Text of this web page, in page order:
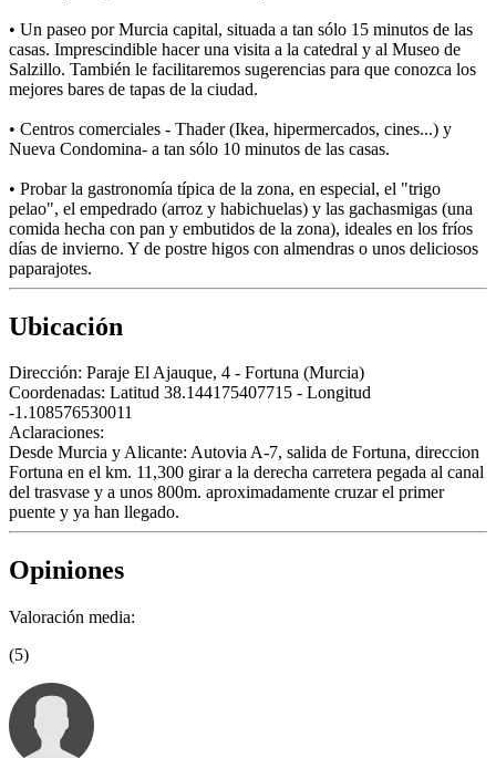
• Un paseo por Murcia capital, situada a tan sólo 15 minutos de las
casas. Imprescindible hacer una visita a la catedral y al Museo de
Salzillo. También le facilitaremos sugerencias para que conozca los
mejores bares de tapas de la ciudad.
• Centros comerciales - Thader (Ikea, hipermercados, cines...) y
Nueva Condomina- a tan sólo 10 minutos de las casas.
• Probar la gastronomía típica de la zona, en especial, el "trigo
pelao", el empedrado (arroz y habichuelas) y las gachasmigas (una
comida hecha con pan y embutidos de la zona), ideales en los fríos
días de invierno. Y de postre higos con almendras o unos deliciosos
paparajotes.
Ubicación
Dirección: Paraje El Ajauque, 4 - Fortuna (Murcia)
Coordenadas: Latitud 38.144175407715 - Longitud
-1.108576530011
Aclaraciones:
Desde Murcia y Alicante: Autovia A-7, salida de Fortuna, direccion
Fortuna en el km. 11,300 girar a la derecha carretera pegada al canal
del trasvase y a unos 800m. aproximadamente cruzar el primer
puente y ya han llegado.
Opiniones
Valoración media:
(5)